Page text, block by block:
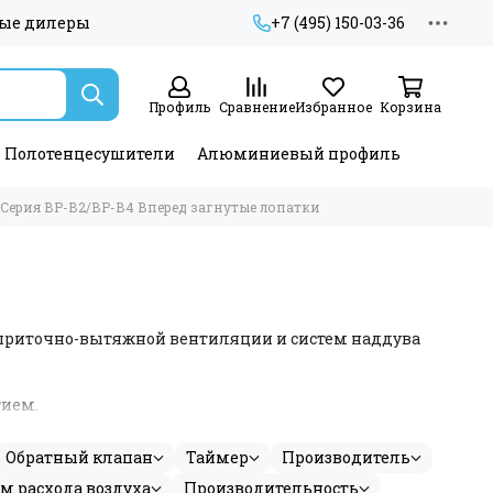
дилеры +7 (495) 150-03-36
Профиль СравнениеИзбранное Корзина
Полотенцесушители Алюминиевый профиль
Серия ВР-В2/ВР-В4 Вперед загнутые лопатки
вытяжной вентиляции и систем наддува
колесо из оцинкованной стали. Применение в
Обратный клапан Таймер
Производитель
расхода воздуха
Производительность